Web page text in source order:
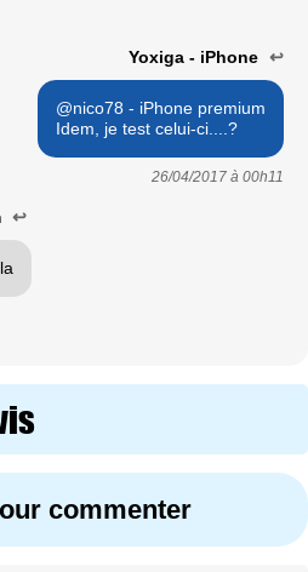
Yoxiga - iPhone ↩
@nico78 - iPhone premium
Idem, je test celui-ci....?
26/04/2017 à 00h11
↩
commenter